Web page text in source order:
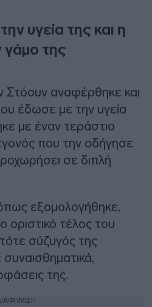
υγεία της και η
γάμο της
αναφέρθηκε και
έδωσε με την υγεία
με έναν τεράστιο
που την οδήγησε
σε διπλή
εξομολογήθηκε,
οριστικό τέλος του
σύζυγός της
της.